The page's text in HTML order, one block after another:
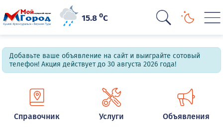
15.8oC
Добавьте ваше объявление на сайт и выиграйте сотовый
телефон! Акция действует до 30 августа 2026 года!
Справочник Услуги Объявления